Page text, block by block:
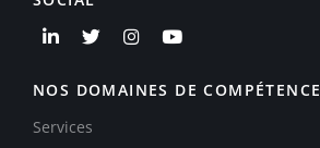
NOS DOMAINES DE COMPÉTENCE
Services